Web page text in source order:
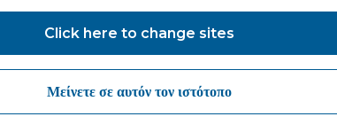
να σου αρέσει
Click here to change sites
Μείνετε σε αυτόν τον ιστότοπο